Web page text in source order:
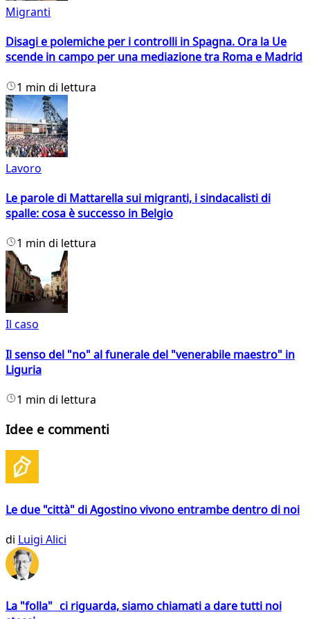
Migranti
Disagi e polemiche per i controlli in Spagna. Ora la Ue
scende in campo per una mediazione tra Roma e Madrid
1 min di lettura
Lavoro
Le parole di Mattarella sui migranti, i sindacalisti di
spalle: cosa è successo in Belgio
1 min di lettura
Il caso
Il senso del "no" al funerale del "venerabile maestro" in
Liguria
1 min di lettura
Idee e commenti
Le due "città" di Agostino vivono entrambe dentro di noi
di Luigi Alici
La "folla" ci riguarda, siamo chiamati a dare tutti noi